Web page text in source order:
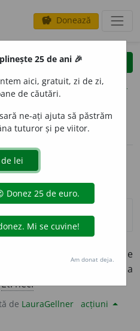
savings Donează
clear
opțiuni
(4)
Îngrămădire de obiecte de
dintr-un material strâns la
Et. nec.
de LauraGellner acțiuni
25 de ani 🎉
aici, gratuit, zi de zi,
de căutări.
ne-ați ajuta să păstrăm
tuturor și pe viitor.
Am donat deja.